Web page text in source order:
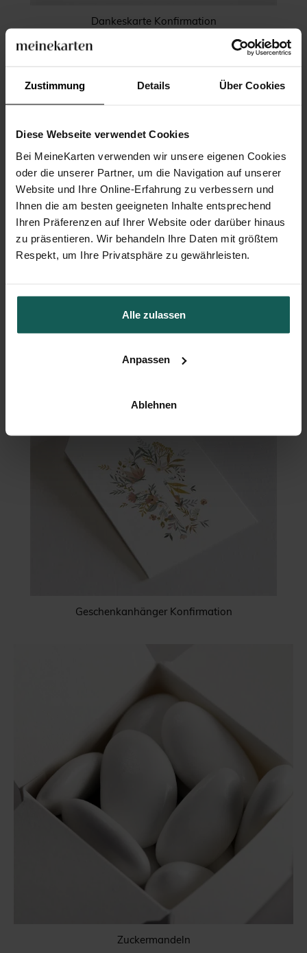
Zustimmung Details Über Cookies
Diese Webseite verwendet Cookies
Bei MeineKarten verwenden wir unsere eigenen Cookies
oder die unserer Partner, um die Navigation auf unserer
Website und Ihre Online-Erfahrung zu verbessern und
Ihnen die am besten geeigneten Inhalte entsprechend
Ihren Präferenzen auf Ihrer Website oder darüber hinaus
zu präsentieren. Wir behandeln Ihre Daten mit größtem
Respekt, um Ihre Privatsphäre zu gewährleisten.
Alle zulassen
Anpassen
Ablehnen
Dankeskarte Konfirmation
Briefumschlag
Geschenkanhänger Konfirmation
Zuckermandeln